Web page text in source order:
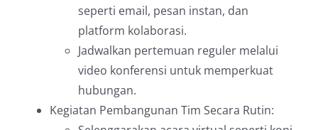
seperti email, pesan instan, dan
platform kolaborasi.
Jadwalkan pertemuan reguler melalui
video konferensi untuk memperkuat
hubungan.
Kegiatan Pembangunan Tim Secara Rutin: